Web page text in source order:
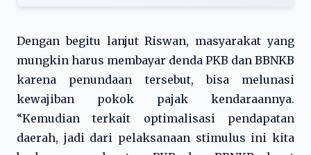
Dengan begitu lanjut Riswan, masyarakat yang
mungkin harus membayar denda PKB dan BBNKB
karena penundaan tersebut, bisa melunasi
kewajiban pokok pajak kendaraannya.
“Kemudian terkait optimalisasi pendapatan
daerah, jadi dari pelaksanaan stimulus ini kita